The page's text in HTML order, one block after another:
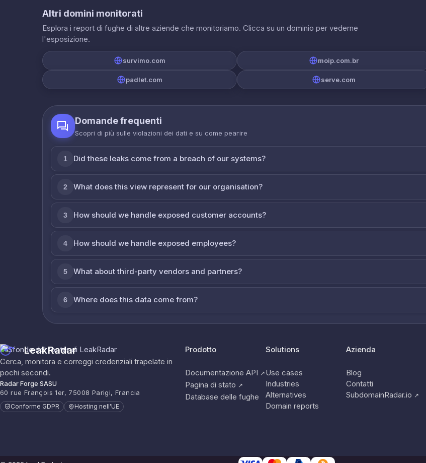
Altri domini monitorati
Esplora i report di fughe di altre aziende che monitoriamo. Clicca su un dominio per vederne
l'esposizione.
survimo.com moip.com.br
padlet.com serve.com
Domande frequenti
Scopri di più sulle violazioni dei dati e su come реагire
1 Did these leaks come from a breach of our systems?
2 What does this view represent for our organisation?
3 How should we handle exposed customer accounts?
4 How should we handle exposed employees?
5 What about third-party vendors and partners?
6 Where does this data come from?
LeakRadar
Cerca, monitora e correggi credenziali trapelate in
pochi secondi.
Radar Forge SASU
60 rue François 1er, 75008 Parigi, Francia
Conforme GDPR Hosting nell'UE
Prodotto
Documentazione API ↗
Pagina di stato ↗
Database delle fughe
Solutions
Use cases
Industries
Alternatives
Domain reports
Azienda
Blog
Contatti
SubdomainRadar.io ↗